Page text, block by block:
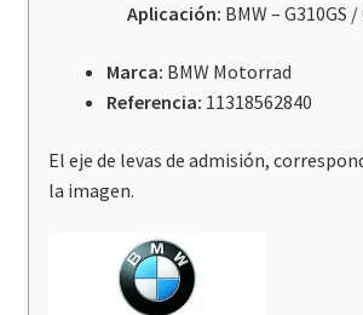
Aplicación: BMW – G310GS
Marca: BMW Motorrad
Referencia: 11318562840
El eje de levas de admisión,
la imagen.